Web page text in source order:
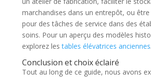
marchandises dans un entrepôt, ou
pour des tâches de service dans des
soins. Pour un aperçu des modèles
explorez lestables élévatrices anciennes
Conclusion et choix éclairé
Tout au long de ce guide, nous avons